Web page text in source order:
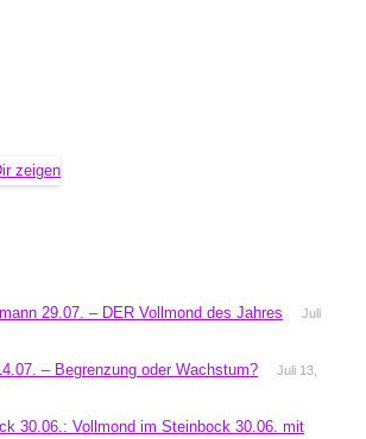
29.07. – DER Vollmond des Jahres
Juli
– Begrenzung oder Wachstum?
Juli 13,
30.06.: Vollmond im Steinbock 30.06. mit